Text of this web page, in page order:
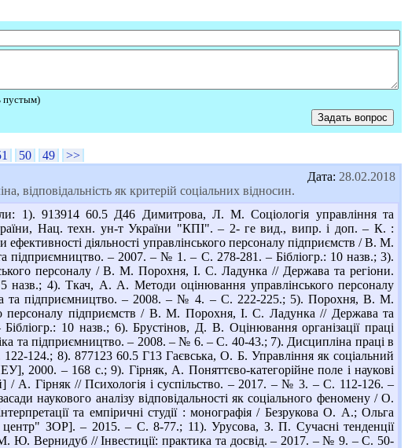
пустым)
50 49
>>
Дата: 28.02.2018
відповідальність як критерій соціальних відносин.
1). 913914 60.5 Д46 Димитрова, Л. М. Соціологія управління та
Нац. техн. ун-т України "КПІ". – 2- ге вид., випр. і доп. – К. :
діяльності управлінського персоналу підприємств / В. М.
– 2007. – № 1. – С. 278-281. – Бібліогр.: 10 назв.; 3).
персоналу / В. М. Порохня, І. С. Ладунка // Держава та регіони.
4). Ткач, А. А. Методи оцінювання управлінського персоналу
та підприємництво. – 2008. – № 4. – С. 222-225.; 5). Порохня, В. М.
персоналу підприємств / В. М. Порохня, І. С. Ладунка // Держава та
10 назв.; 6). Брустінов, Д. В. Оцінювання організації праці
та підприємництво. – 2008. – № 6. – С. 40-43.; 7). Дисципліна праці в
124.; 8). 877123 60.5 Г13 Гаєвська, О. Б. Управління як соціальний
– 168 с.; 9). Гірняк, А. Поняттєво-категорійне поле і наукові
/ А. Гірняк // Психологія і суспільство. – 2017. – № 3. – С. 112-126. –
наукового аналізу відповідальності як соціального феномену / О.
та емпіричні студії : монографія / Безрукова О. А.; Ольга
ЗОР]. – 2015. – С. 8-77.; 11). Урусова, З. П. Сучасні тенденції
М. Ю. Вернидуб // Інвестиції: практика та досвід. – 2017. – № 9. – С. 50-